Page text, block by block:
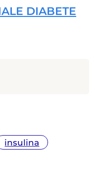
insulina
DIABETE